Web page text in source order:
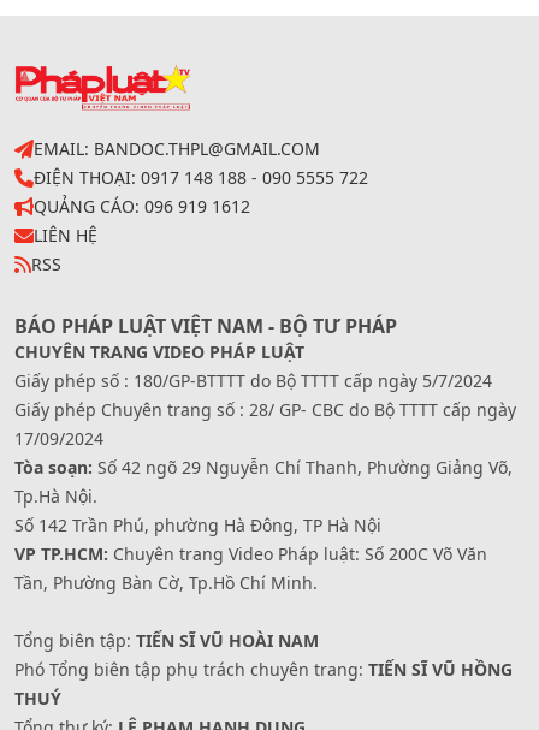
EMAIL: BANDOC.THPL@GMAIL.COM
ĐIỆN THOẠI: 0917 148 188 - 090 5555 722
QUẢNG CÁO: 096 919 1612
LIÊN HỆ
RSS
BÁO PHÁP LUẬT VIỆT NAM - BỘ TƯ PHÁP
CHUYÊN TRANG VIDEO PHÁP LUẬT
Giấy phép số : 180/GP-BTTTT do Bộ TTTT cấp ngày 5/7/2024
Giấy phép Chuyên trang số : 28/ GP- CBC do Bộ TTTT cấp ngày
17/09/2024
Tòa soạn: Số 42 ngõ 29 Nguyễn Chí Thanh, Phường Giảng Võ,
Tp.Hà Nội.
Số 142 Trần Phú, phường Hà Đông, TP Hà Nội
VP TP.HCM: Chuyên trang Video Pháp luật: Số 200C Võ Văn
Tần, Phường Bàn Cờ, Tp.Hồ Chí Minh.
Tổng biên tập: TIẾN SĨ VŨ HOÀI NAM
Phó Tổng biên tập phụ trách chuyên trang: TIẾN SĨ VŨ HỒNG
THUÝ